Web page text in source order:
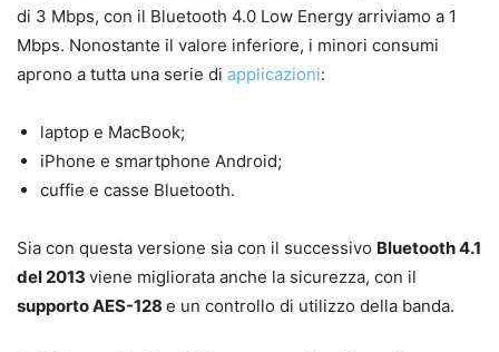
di 3 Mbps, con il Bluetooth 4.0 Low Energy arriviamo a 1
Mbps. Nonostante il valore inferiore, i minori consumi
aprono a tutta una serie di applicazioni:
laptop e MacBook;
iPhone e smartphone Android;
cuffie e casse Bluetooth.
Sia con questa versione sia con il successivo Bluetooth 4.1
del 2013 viene migliorata anche la sicurezza, con il
supporto AES-128 e un controllo di utilizzo della banda.